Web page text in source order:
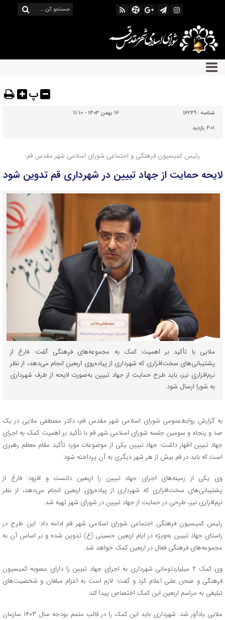
پ
شناسه : 16249
16 بهمن 1403 - 11:10
401 بازدید
رئیس کمیسیون فرهنگی و اجتماعی شورای اسلامی شهر مقدس قم:
لایحه حمایت از جهاد تبیین در شهرداری قم تدوین شود
ملایی با تأکید بر اهمیت کمک به مجموعه‌های فرهنگی گفت: فارغ از
پشتیبانی‌های سخت‌افزاری که شهرداری از پیاده‌روی اربعین انجام می‌دهد، از نظر
نرم‌افزاری نیز، باید طرح حمایت از جهاد تبیین به‌صورت لایحه از طرف شهرداری
به شورا ارسال شود.
به گزارش روابط‌عمومی شورای اسلامی شهر مقدس قم، دکتر مصطفی ملایی در یک
صد و پنجاه و سومین جلسه شورای اسلامی شهر قم با تأکید بر اهمیت کمک به اجرای
جهاد تبیین اظهار داشت: جهاد تبیین یکی از موضوعات مورد تأکید مقام معظم رهبری
است که باید در قم بیش از هر شهر دیگری به آن پرداخته شود.
وی یکی از زمینه‌های اجرای جهاد تبیین را اربعین دانست و افزود: فارغ از
پشتیبانی‌های سخت‌افزاری که شهرداری از پیاده‌روی اربعین انجام می‌دهد، از نظر
نرم‌افزاری نیز، طرحی در حمایت از جهاد تبیین در شورای شهر تهیه شد.
رئیس کمیسیون فرهنگی اجتماعی شورای اسلامی شهر قم ادامه داد: این طرح در
راستای جهاد تبیین به‌ویژه در ایام اربعین حسینی (ع) تدوین شده و بر اساس آن به
مجموعه‌های فرهنگی فعال در اربعین کمک خواهد شد.
وی کمک ۲ میلیاردتومانی شهرداری به اجرای جهاد تبیین را دارای مصوبه کمیسیون
فرهنگی و صحن علنی اعلام کرد و گفت: لازم است به اعزام مبلغان و شخصیت‌های
تبلیغی به مراسم اربعین این کمک اختصاص پیدا کند.
ملایی یادآور شد: شهرداری باید این کمک را در قالب متمم بودجه سال ۱۴۰۳ سازمان